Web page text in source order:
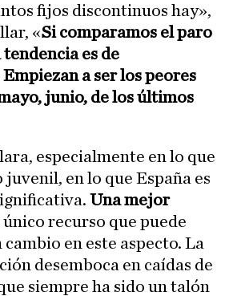
fijos discontinuos hay»,
«Si comparamos el paro
es de
a ser los peores
junio, de los últimos
especialmente en lo que
en lo que España es
Una mejor
único recurso que puede
en este aspecto. La
desemboca en caídas de
siempre ha sido un talón